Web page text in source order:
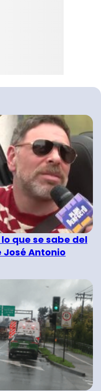
que se sabe del
Antonio